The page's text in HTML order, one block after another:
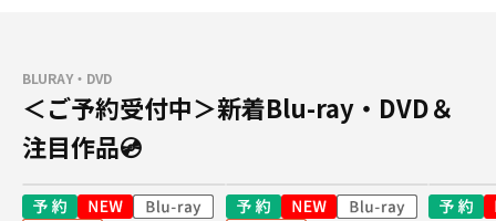
BLURAY・DVD
＜ご予約受付中＞新着Blu-ray・DVD＆
注目作品💿